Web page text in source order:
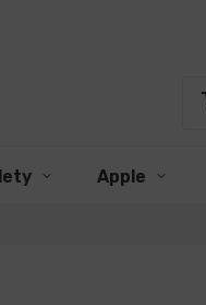
Apple